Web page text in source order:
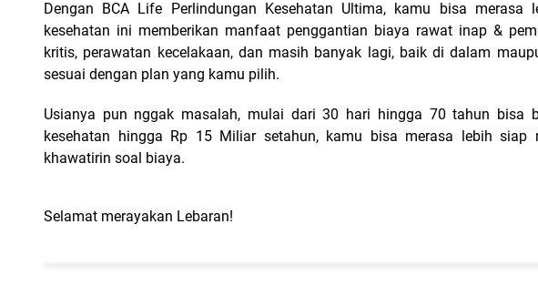
Dengan BCA Life Perlindungan Kesehatan Ultima, kamu bisa
kesehatan ini memberikan manfaat penggantian biaya rawat inap &
kritis, perawatan kecelakaan, dan masih banyak lagi, baik di dalam
sesuai dengan plan yang kamu pilih.
Usianya pun nggak masalah, mulai dari 30 hari hingga 70 tahun bisa
kesehatan hingga Rp 15 Miliar setahun, kamu bisa merasa lebih siap
khawatirin soal biaya.
Selamat merayakan Lebaran!